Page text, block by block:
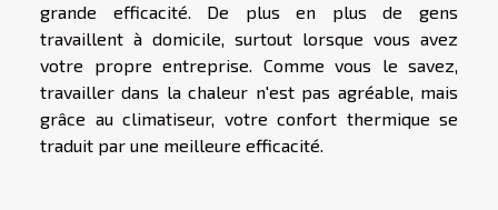
grande efficacité. De plus en plus de gens
travaillent à domicile, surtout lorsque vous avez
votre propre entreprise. Comme vous le savez,
travailler dans la chaleur n'est pas agréable, mais
grâce au climatiseur, votre confort thermique se
traduit par une meilleure efficacité.